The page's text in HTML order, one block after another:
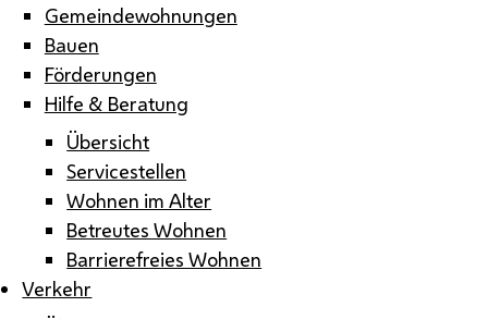
Gemeindewohnungen
Bauen
Förderungen
Hilfe & Beratung
Übersicht
Servicestellen
Wohnen im Alter
Betreutes Wohnen
Barrierefreies Wohnen
Verkehr